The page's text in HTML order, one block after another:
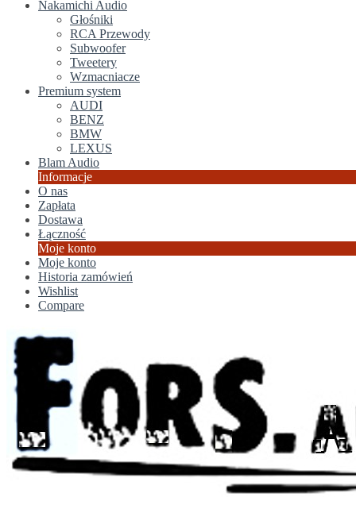
Nakamichi Audio
Głośniki
RCA Przewody
Subwoofer
Tweetery
Wzmacniacze
Premium system
AUDI
BENZ
BMW
LEXUS
Blam Audio
Informacje
O nas
Zapłata
Dostawa
Łączność
Moje konto
Moje konto
Historia zamówień
Wishlist
Compare